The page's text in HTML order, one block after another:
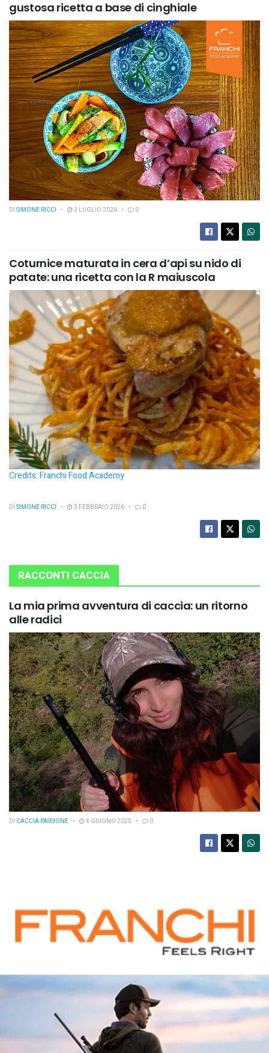
gustosa ricetta a base di cinghiale
DI SIMONE RICCI 3 LUGLIO 2026 0
Coturnice maturata in cera d’api su nido di
patate: una ricetta con la R maiuscola
Credits: Franchi Food Academy
DI SIMONE RICCI 3 FEBBRAIO 2026 0
RACCONTI CACCIA
La mia prima avventura di caccia: un ritorno
alle radici
DI CACCIA PASSIONE 4 GIUGNO 2025 0